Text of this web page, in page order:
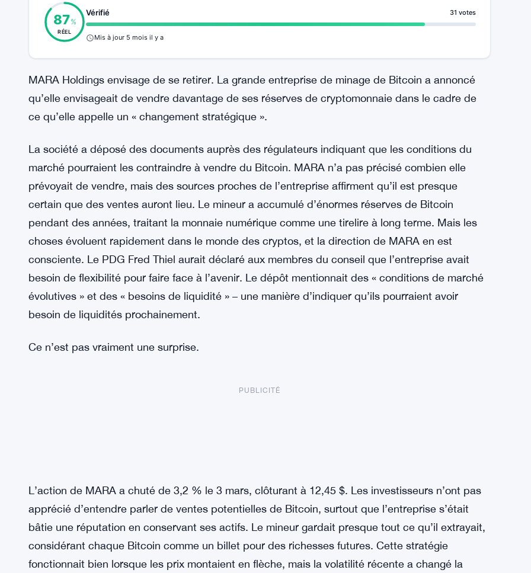
87%
RÉEL
Vérifié 31 votes
Mis à jour 5 mois il y a
MARA Holdings envisage de se retirer. La grande entreprise de minage de Bitcoin a annoncé
qu’elle envisageait de vendre davantage de ses réserves de cryptomonnaie dans le cadre de
ce qu’elle appelle un « changement stratégique ».
La société a déposé des documents auprès des régulateurs indiquant que les conditions du
marché pourraient les contraindre à vendre du Bitcoin. MARA n’a pas précisé combien elle
prévoyait de vendre, mais des sources proches de l’entreprise affirment qu’il est presque
certain que des ventes auront lieu. Le mineur a accumulé d’énormes réserves de Bitcoin
pendant des années, traitant la monnaie numérique comme une tirelire à long terme. Mais les
choses évoluent rapidement dans le monde des cryptos, et la direction de MARA en est
consciente. Le PDG Fred Thiel aurait déclaré aux membres du conseil que l’entreprise avait
besoin de flexibilité pour faire face à l’avenir. Le dépôt mentionnait des « conditions de marché
évolutives » et des « besoins de liquidité » – une manière d’indiquer qu’ils pourraient avoir
besoin de liquidités prochainement.
Ce n’est pas vraiment une surprise.
PUBLICITÉ